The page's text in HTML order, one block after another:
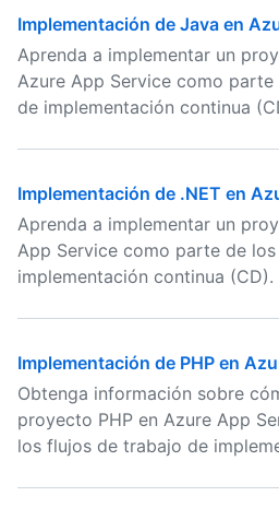
Implementación de Java en
Aprenda a implementar un
Azure App Service como
de implementación continua
Implementación de .NET en
Aprenda a implementar un
App Service como parte de
implementación continua (CD).
Implementación de PHP en
Obtenga información sobre
proyecto PHP en Azure App
los flujos de trabajo de